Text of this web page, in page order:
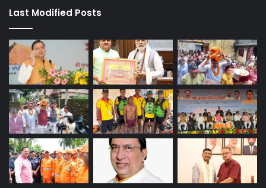
Last Modified Posts